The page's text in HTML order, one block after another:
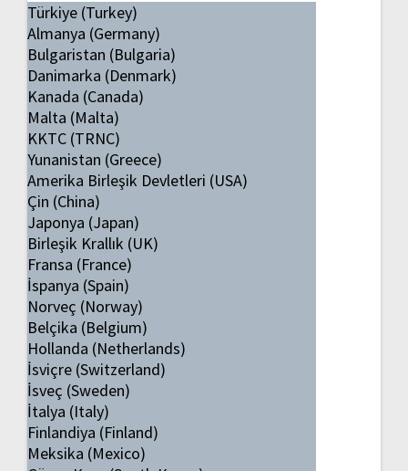
Türkiye (Turkey)
Almanya (Germany)
Bulgaristan (Bulgaria)
Danimarka (Denmark)
Kanada (Canada)
Malta (Malta)
KKTC (TRNC)
Yunanistan (Greece)
Amerika Birleşik Devletleri (USA)
Çin (China)
Japonya (Japan)
Birleşik Krallık (UK)
Fransa (France)
İspanya (Spain)
Norveç (Norway)
Belçika (Belgium)
Hollanda (Netherlands)
İsviçre (Switzerland)
İsveç (Sweden)
İtalya (Italy)
Finlandiya (Finland)
Meksika (Mexico)